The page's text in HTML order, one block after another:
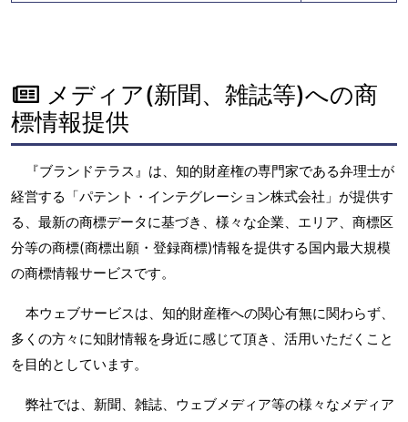
メディア(新聞、雑誌等)への商
標情報提供
『ブランドテラス』は、知的財産権の専門家である弁理士が
経営する「パテント・インテグレーション株式会社」が提供す
る、最新の商標データに基づき、様々な企業、エリア、商標区
分等の商標(商標出願・登録商標)情報を提供する国内最大規模
の商標情報サービスです。
本ウェブサービスは、知的財産権への関心有無に関わらず、
多くの方々に知財情報を身近に感じて頂き、活用いただくこと
を目的としています。
弊社では、新聞、雑誌、ウェブメディア等の様々なメディア